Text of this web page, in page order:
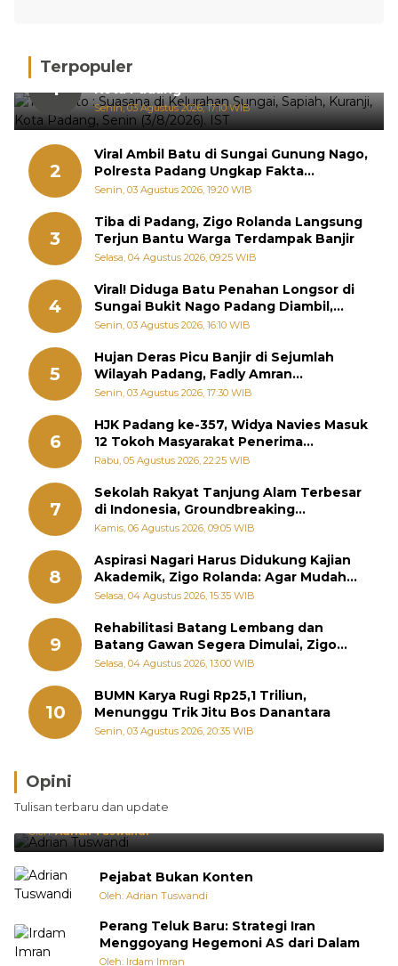
Terpopuler
1
Hujan Deras, 15 Titik Banjir Terdeteksi di
Kota Padang
Senin, 03 Agustus 2026, 17:10 WIB
2
Viral Ambil Batu di Sungai Gunung Nago,
Polresta Padang Ungkap Fakta
Sebenarnya
Senin, 03 Agustus 2026, 19:20 WIB
3
Tiba di Padang, Zigo Rolanda Langsung
Terjun Bantu Warga Terdampak Banjir
Selasa, 04 Agustus 2026, 09:25 WIB
4
Viral! Diduga Batu Penahan Longsor di
Sungai Bukit Nago Padang Diambil,
Warga Khawatir Bencana Terulang
Senin, 03 Agustus 2026, 16:10 WIB
5
Hujan Deras Picu Banjir di Sejumlah
Wilayah Padang, Fadly Amran
Perintahkan OPD Siaga
Senin, 03 Agustus 2026, 17:30 WIB
6
HJK Padang ke-357, Widya Navies Masuk
12 Tokoh Masyarakat Penerima
Penghargaan Pemko Padang
Rabu, 05 Agustus 2026, 22:25 WIB
7
Sekolah Rakyat Tanjung Alam Terbesar
di Indonesia, Groundbreaking
September
Kamis, 06 Agustus 2026, 09:05 WIB
8
Aspirasi Nagari Harus Didukung Kajian
Akademik, Zigo Rolanda: Agar Mudah
Diperjuangkan di Kementerian
Selasa, 04 Agustus 2026, 15:35 WIB
9
Rehabilitasi Batang Lembang dan
Batang Gawan Segera Dimulai, Zigo
Rolanda Pastikan Proyek Berjalan
Selasa, 04 Agustus 2026, 13:00 WIB
10
BUMN Karya Rugi Rp25,1 Triliun,
Menunggu Trik Jitu Bos Danantara
Senin, 03 Agustus 2026, 20:35 WIB
Opini
Tulisan terbaru dan update
Brasil Lebih Diunggulkan, tetapi Jepang Selalu
Punya Cara Membuat Kejutan
Oleh:Adrian Tuswandi
Pejabat Bukan Konten
Oleh: Adrian Tuswandi
Perang Teluk Baru: Strategi Iran
Menggoyang Hegemoni AS dari Dalam
Oleh: Irdam Imran